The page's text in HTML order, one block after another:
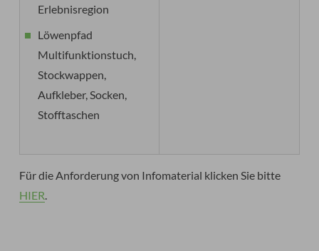
Erlebnisregion
Löwenpfad
Multifunktionstuch,
Stockwappen,
Aufkleber, Socken,
Stofftaschen
Für die Anforderung von Infomaterial klicken Sie bitte
HIER.